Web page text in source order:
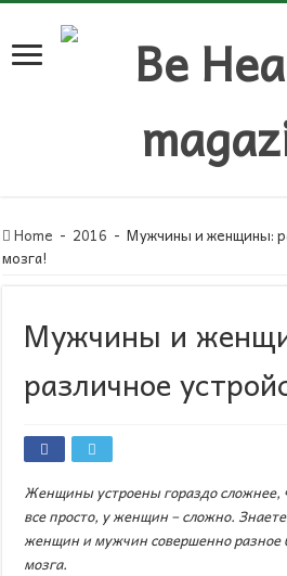
Home - 2016 - Мужчины и женщины:
мозга!
Мужчины и
различное
Женщины устроены гораздо
все просто, у женщин – сложно.
женщин и мужчин совершенно разное
мозга.